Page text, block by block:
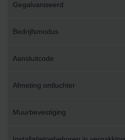
Gegalvaniseerd
Bedrijfsmodus
Aansluitcode
Afmeting ontluchter
Muurbevestiging